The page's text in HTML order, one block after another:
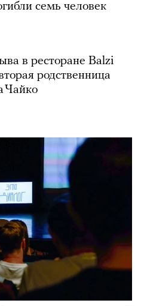
семь человек
в ресторане Balzi
родственница
Чайко